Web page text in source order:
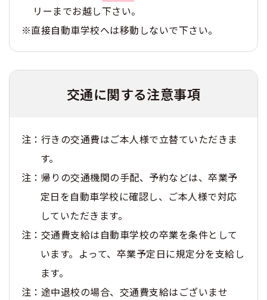
リーまでお越し下さい。
※直接自動車学校へは移動しないで下さい。
交通に関する注意事項
注：行きの交通費はご本人様で立替ていただきま
す。
注：帰りの交通機関の手配、予約などは、卒業予
定日を自動車学校に確認し、ご本人様で対応
していただきます。
注：交通費支給は自動車学校の卒業を条件として
います。よって、卒業予定日に規定分を支給し
ます。
注：途中退校の場合、交通費支給はございませ